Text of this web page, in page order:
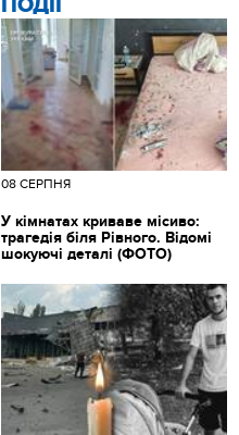
ПОДІЇ
08 СЕРПНЯ
У кімнатах криваве місиво:
трагедія біля Рівного. Відомі
шокуючі деталі (ФОТО)